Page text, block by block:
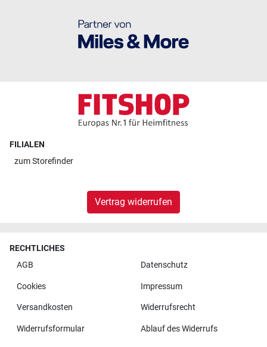
FILIALEN
zumStorefinder
Vertrag widerrufen
RECHTLICHES
AGB
Datenschutz
Cookies Impressum
Versandkosten Widerrufsrecht
Widerrufsformular Ablauf des Widerrufs